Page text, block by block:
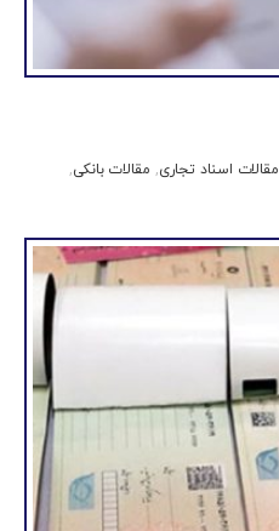
مقالات اسناد تجاری, مقالات بانکی,